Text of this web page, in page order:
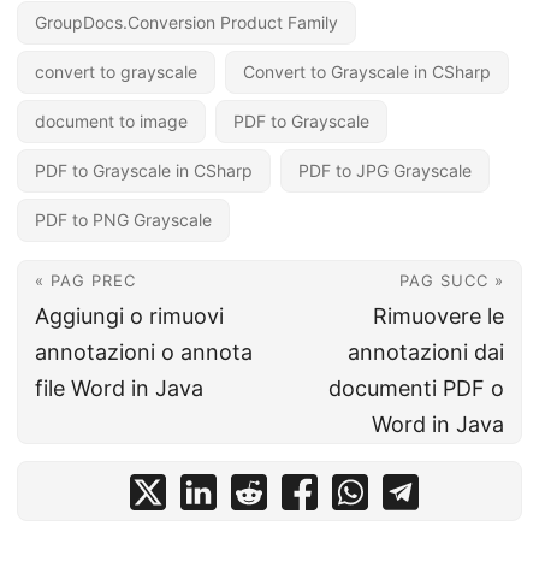
GroupDocs.Conversion Product Family
convert to grayscale Convert to Grayscale in CSharp
document to image PDF to Grayscale
PDF to Grayscale in CSharp PDF to JPG Grayscale
PDF to PNG Grayscale
« PAG PREC
Aggiungi o rimuovi
annotazioni o annota
file Word in Java
PAG SUCC »
Rimuovere le
annotazioni dai
documenti PDF o
Word in Java